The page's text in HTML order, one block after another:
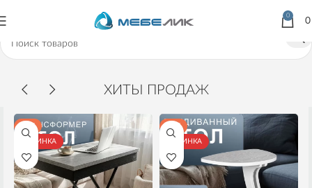
0
ХИТЫ ПРОДАЖ
ХИТ
НОВИНКА
ХИТ
НОВИНКА